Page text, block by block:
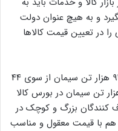
و به هیچ عنوان دولت
را در تعیین قیمت کالاها
شایان ذکر است، روز گذشته با عرضه ۹۴۱ هزار تن سیمان از سوی ۴۴
سیمانی در پایان نزدیک به ۸۰۰ هزار تن سیمان در بورس کالا
کنندگان بزرگ و کوچک در
هم با قیمت معقول و مناسب